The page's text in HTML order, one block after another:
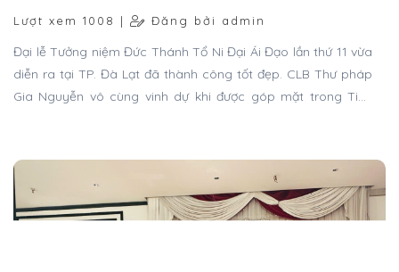
Lượt xem 1008 | Đăng bởi admin
Đại lễ Tưởng niệm Đức Thánh Tổ Ni Đại Ái Đạo lần thứ 11 vừa
diễn ra tại TP. Đà Lạt đã thành công tốt đẹp. CLB Thư pháp
Gia Nguyễn vô cùng vinh dự khi được góp mặt trong Tiểu